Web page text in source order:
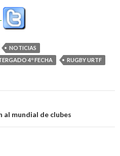
NOTICIAS
4º FECHA RUGBY URTF
al mundial de clubes